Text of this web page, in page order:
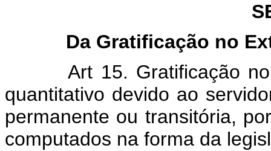
Da Gratificação no
Art 15. Gratificação
quantitativo devido ao
permanente ou transitória,
computados na forma da